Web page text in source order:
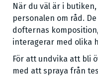
När du väl är i
personalen om råd.
dofternas
interagerar med olika
För att undvika att bli
med att spraya från